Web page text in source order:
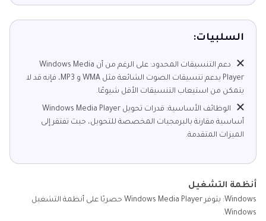
السلبيات:
دعم التنسيقات المحدود: على الرغم من أن Windows Media
Player يدعم تنسيقات الصوت الشائعة مثل WMA و MP3، فإنه قد لا
يتمكن من استيعاب التنسيقات الأقل شيوعًا.
الوظائف الأساسية: قدرات تحويل Windows Media Player
أساسية مقارنة بالبرمجيات المخصصة للتحويل، حيث تفتقر إلى
الميزات المتقدمة.
أنظمة التشغيل
Windows: يتوفر Windows Media Player حصريًا على أنظمة التشغيل
Windows.